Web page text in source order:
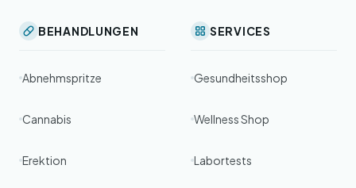
BEHANDLUNGEN
Abnehmspritze
Cannabis
Erektion
SERVICES
Gesundheitsshop
Wellness Shop
Labortests